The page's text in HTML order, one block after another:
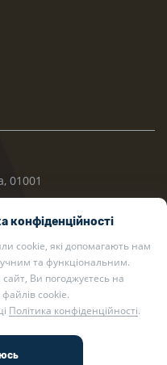
01001
захищено.
конфіденційності
cookie, які допомагають нам
та функціональним.
Ви погоджуєтесь на
cookie.
Політика конфіденційності.